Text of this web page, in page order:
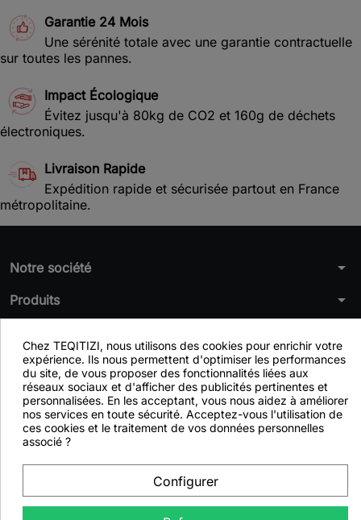
Garantie 24 Mois
Une sérénité totale avec une garantie contractuelle
sur toutes les pannes.
Impact Écologique
Évitez jusqu'à 80kg de CO2 et 160g de déchets
électroniques.
Livraison Rapide
Expédition rapide et sécurisée partout en France
métropolitaine.
Notre société arrow_drop_down
Produits arrow_drop_down
Blog Teqitizi arrow_drop_down
Nos Conseils arrow_drop_down
Votre compte
Informations arrow_drop_down
© 2026 - Logiciel e-commerce par TEQITIZI
Chez TEQITIZI, nous utilisons des cookies pour enrichir votre
expérience. Ils nous permettent d'optimiser les performances
du site, de vous proposer des fonctionnalités liées aux
réseaux sociaux et d'afficher des publicités pertinentes et
personnalisées. En les acceptant, vous nous aidez à améliorer
nos services en toute sécurité. Acceptez-vous l'utilisation de
ces cookies et le traitement de vos données personnelles
associé ?
Configurer